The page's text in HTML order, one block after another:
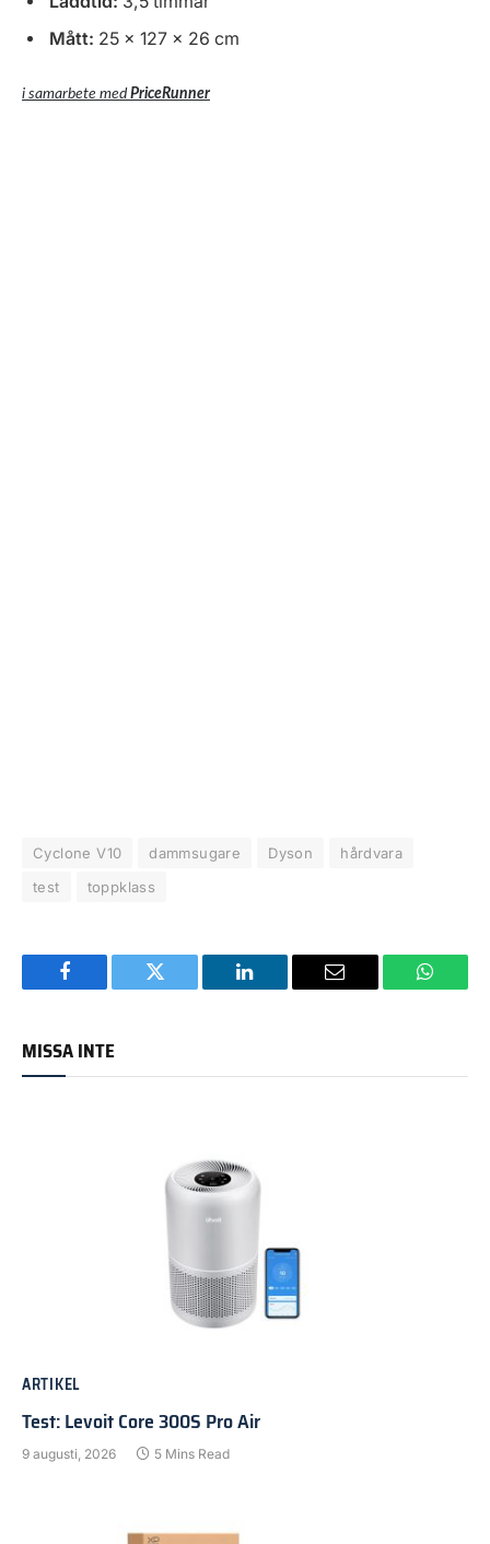
Mått: 25 x 127 x 26 cm
i samarbete med PriceRunner
Cyclone V10 dammsugare Dyson
hårdvara
test
toppklass
Facebook Twitter LinkedIn Email
MISSA INTE
ARTIKEL
Test: Levoit Core 300S Pro Air
9 augusti, 2026 5 Mins Read